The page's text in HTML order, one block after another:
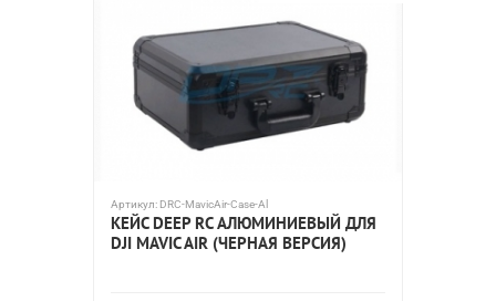
Артикул: DRC-MavicAir-Case-Al
КЕЙС DEEP RC АЛЮМИНИЕВЫЙ ДЛЯ
DJI MAVIC AIR (ЧЕРНАЯ ВЕРСИЯ)